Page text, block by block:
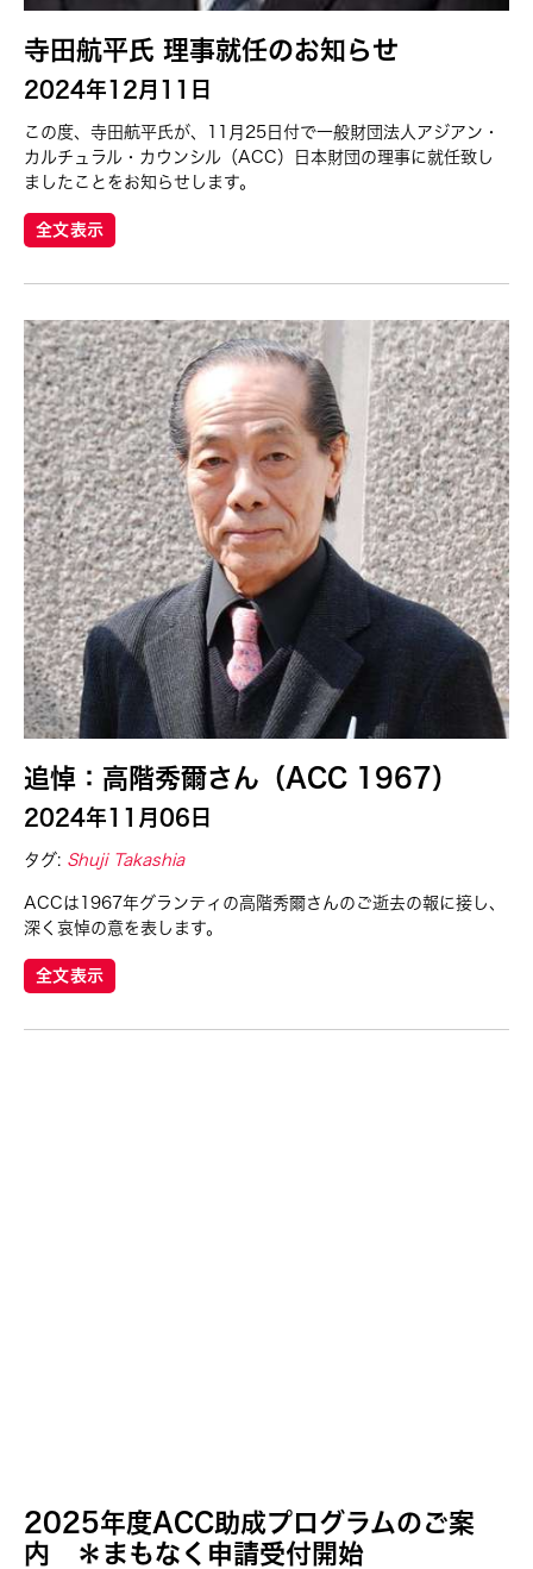
寺田航平氏 理事就任のお知らせ
2024年12月11日
この度、寺田航平氏が、11月25日付で一般財団法人アジアン・
カルチュラル・カウンシル（ACC）日本財団の理事に就任致し
ましたことをお知らせします。
全文表示
追悼：高階秀爾さん（ACC 1967）
2024年11月06日
タグ: Shuji Takashia
ACCは1967年グランティの高階秀爾さんのご逝去の報に接し、
深く哀悼の意を表します。
全文表示
2025年度ACC助成プログラムのご案
内 ＊まもなく申請受付開始